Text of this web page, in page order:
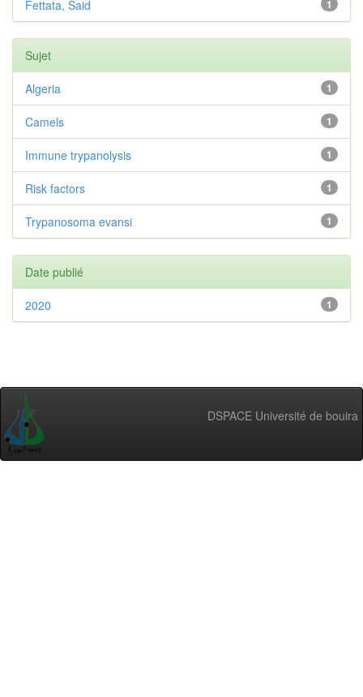
1
Fettata, Said
Sujet
1
Algeria
1
Camels
1
Immune trypanolysis
1
Risk factors
1
Trypanosoma evansi
Date publié
1
2020
DSPACE Université de bouira